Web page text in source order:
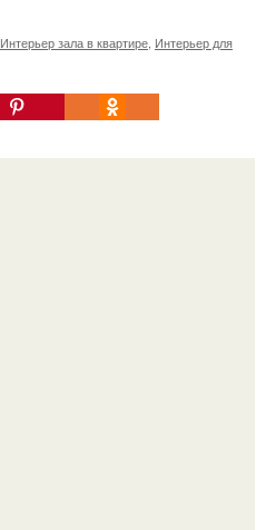
Интерьер зала в квартире, Интерьер для